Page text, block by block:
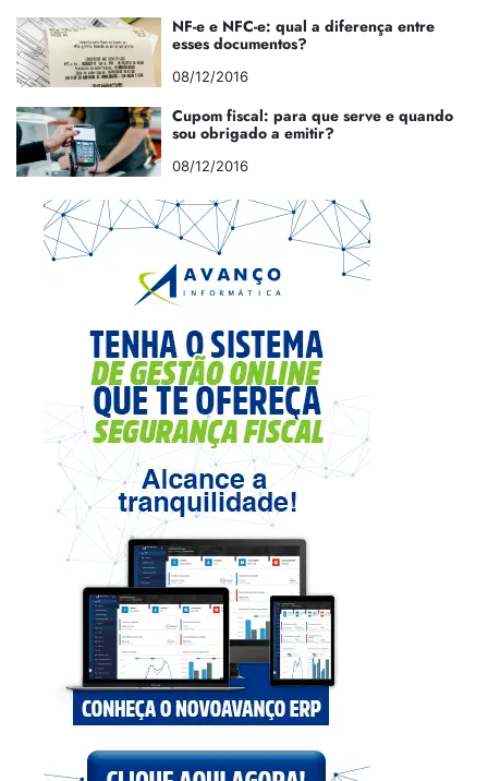
NF-e e NFC-e: qual a diferença entre
esses documentos?
08/12/2016
Cupom fiscal: para que serve e quando
sou obrigado a emitir?
08/12/2016